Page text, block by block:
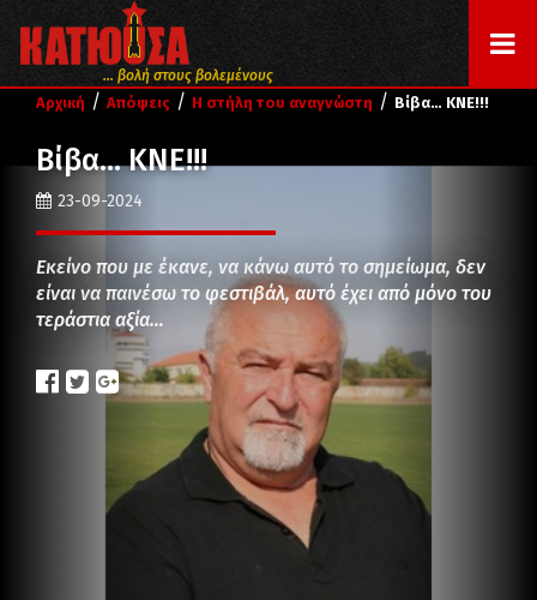
... βολή στους βολεμένους
Αρχική / Απόψεις / Η στήλη του αναγνώστη / Βίβα… ΚΝΕ!!!
Βίβα… ΚΝΕ!!!
23-09-2024
Εκείνο που με έκανε, να κάνω αυτό το σημείωμα, δεν
είναι να παινέσω το φεστιβάλ, αυτό έχει από μόνο του
τεράστια αξία…